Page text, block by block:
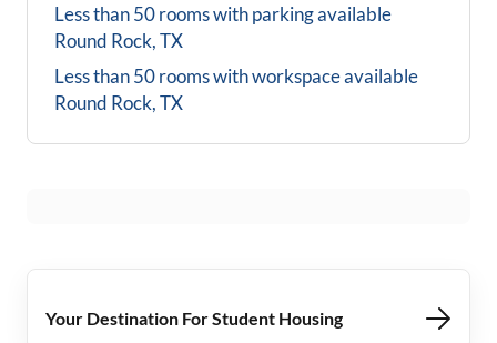
Less than 50 rooms with parking available
Round Rock, TX
Less than 50 rooms with workspace available
Round Rock, TX
Your Destination For Student Housing